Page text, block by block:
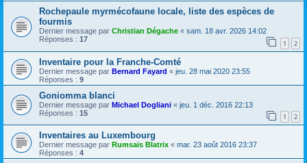
Rochepaule myrmécofaune locale, liste des espèces de
fourmis
Dernier message par Christian Dégache « sam. 18 avr. 2026 14:02
Réponses : 17 1 2
Inventaire pour la Franche-Comté
Dernier message par Bernard Fayard « jeu. 28 mai 2020 23:55
Réponses : 9
Goniomma blanci
Dernier message par Michael Dogliani « jeu. 1 déc. 2016 22:13
Réponses : 15 1 2
Inventaires au Luxembourg
Dernier message par Rumsaïs Blatrix « mar. 23 août 2016 23:37
Réponses : 4